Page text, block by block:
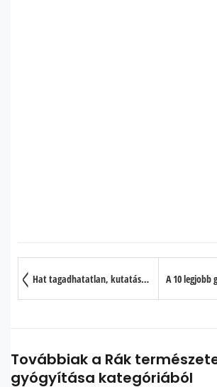
Hat tagadhatatlan, kutatásokkal bizonyított érv a napi zöldtea fogyasztás mellett
Továbbiak a Rák
gyógyítása kategóriából